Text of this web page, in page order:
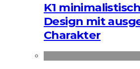
K1
Design mit
Charakter